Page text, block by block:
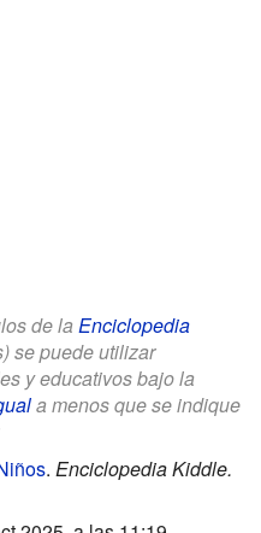
de la Enciclopedia
se puede utilizar
y educativos bajo la
a menos que se indique
. Enciclopedia Kiddle.